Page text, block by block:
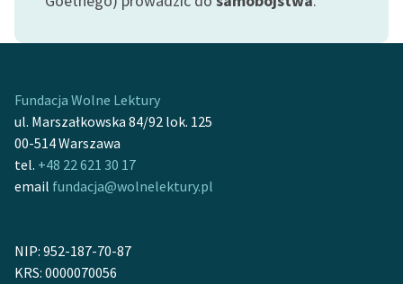
Fundacja Wolne Lektury
ul. Marszałkowska 84/92 lok. 125
00-514 Warszawa
tel. +48 22 621 30 17
email fundacja@wolnelektury.pl
NIP: 952-187-70-87
KRS: 0000070056